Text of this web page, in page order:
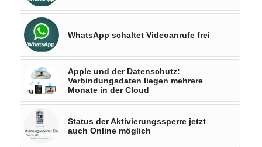
WhatsApp schaltet Videoanrufe frei
Apple und der Datenschutz:
Verbindungsdaten liegen mehrere
Monate in der Cloud
Status der Aktivierungssperre jetzt
auch Online möglich